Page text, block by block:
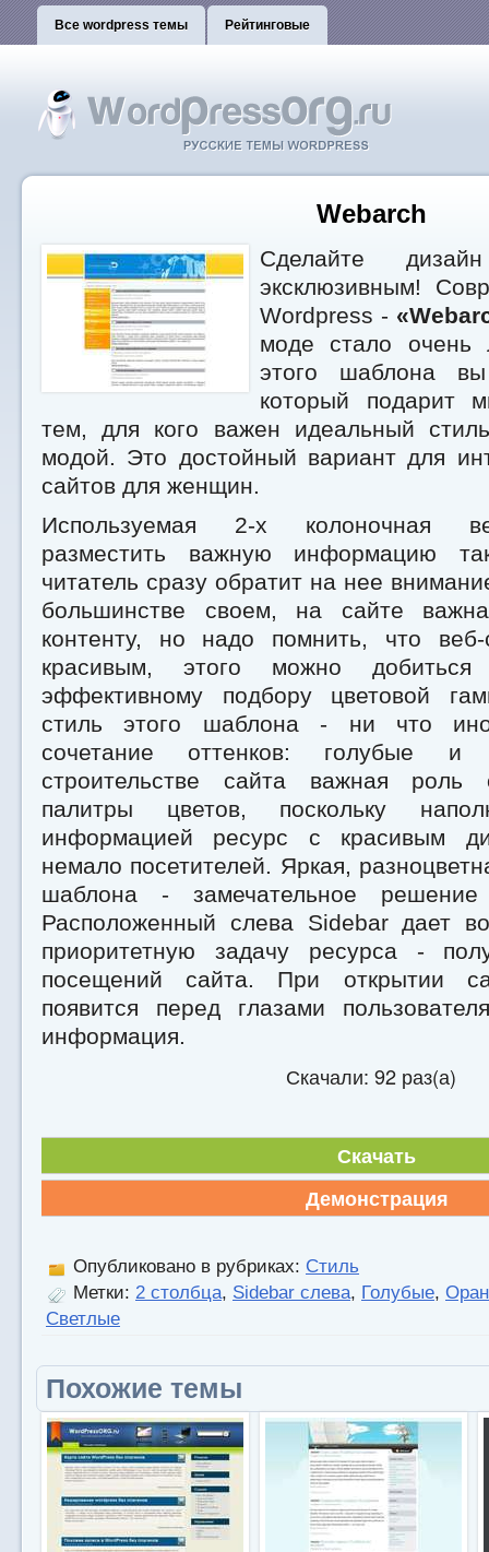
Все wordpress темы Рейтинговые
Webarch
Сделайте
эксклюзивным!
Wordpress -
моде стало
этого шаблона вы
который подарит
тем, для кого важен идеальный
модой. Это достойный вариант для
сайтов для женщин.
Используемая 2-х колоночная
разместить важную информацию
читатель сразу обратит на нее
большинстве своем, на сайте
контенту, но надо помнить, что
красивым, этого можно
эффективному подбору цветовой
стиль этого шаблона - ни что
сочетание оттенков: голубые
строительстве сайта важная роль
палитры цветов, поскольку
информацией ресурс с красивым
немало посетителей. Яркая,
шаблона - замечательное
Расположенный слева Sidebar дает
приоритетную задачу ресурса -
посещений сайта. При открытии
появится перед глазами
информация.
Скачали: 92 раз(а)
Скачать
Демонстрация
Опубликовано в рубриках: Стиль
Метки: 2 столбца, Sidebar слева, Голубые,
Светлые
Похожие темы